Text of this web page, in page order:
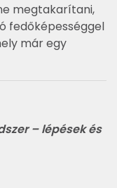
megtakarítani,
fedőképességgel
már egy
– lépések és